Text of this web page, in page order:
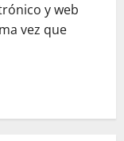
y web
vez que